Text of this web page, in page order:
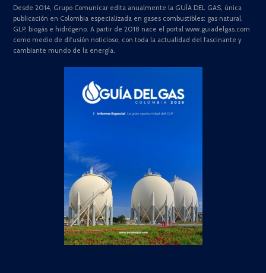
Desde 2014, Grupo Comunicar edita anualmente la GUÍA DEL GAS, única
publicación en Colombia especializada en gases combustibles: gas natural,
GLP, biogás e hidrógeno. A partir de 2018 nace el portal www.guiadelgas.com
como medio de difusión noticioso, con toda la actualidad del fascinante y
cambiante mundo de la energía.